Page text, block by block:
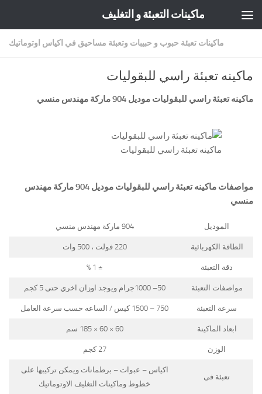
ماكينات التعبئة و التغليف
ماكينات تعبئة حبوب و حبيبات وتعبئة مساحيق في اكياس اوتوماتيك
ماكينه تعبئة راسي للبقوليات
ماكينه تعبئة راسي للبقوليات موديل 904 ماركة مهندس منسي
ماكينه تعبئة راسي للبقوليات
مواصفات ماكينه تعبئة راسي للبقوليات
موديل 904 ماركة مهندس
منسي
الموديل 904 ماركة مهندس منسي
الطاقة الكهربائية 220 فولت ، 500 وات
دقة التعبئة ± 1 %
مواصفات التعبئة 50– 1000جرام ويوجد اوزان اخري حتى 5 كجم
سرعة التعبئة 750 – 1500 كيس / الساعه حسب سرعة العامل
ابعاد الماكينة 60 × 60 × 185 سم
الوزن 27 كجم
تعبئة فى
اكياس – عبوات – برطمانات ويمكن تركيبها على
خطوط وماكينات التغليف الاوتوماتيك